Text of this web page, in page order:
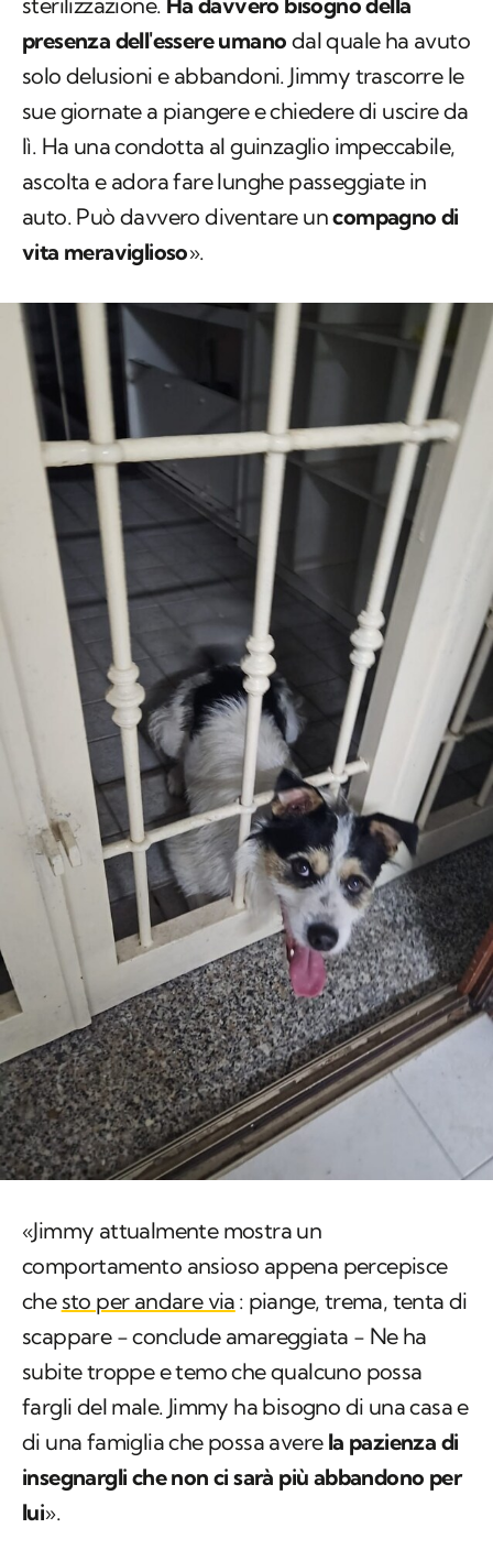
presenza dell'essere umano dal quale ha avuto
solo delusioni e abbandoni. Jimmy trascorre le
sue giornate a piangere e chiedere di uscire da
lì. Ha una condotta al guinzaglio impeccabile,
ascolta e adora fare lunghe passeggiate in
auto. Può davvero diventare uncompagno di
vita meraviglioso».
«Jimmy attualmente mostra un
comportamento ansioso appena percepisce
che sto per andare via : piange, trema, tenta di
scappare − conclude amareggiata − Ne ha
subite troppe e temo che qualcuno possa
fargli del male. Jimmy ha bisogno di una casa e
di una famiglia che possa averela pazienza di
insegnargli che non ci sarà più abbandono per
lui».